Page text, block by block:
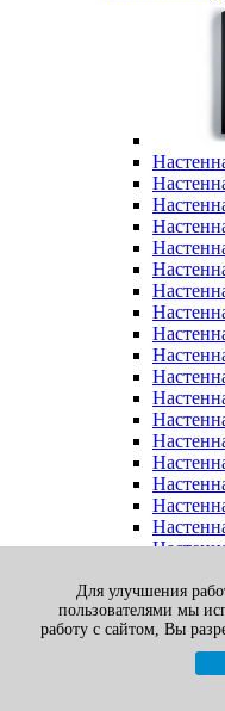
Для улучшения
пользователями мы
работу с сайтом, Вы